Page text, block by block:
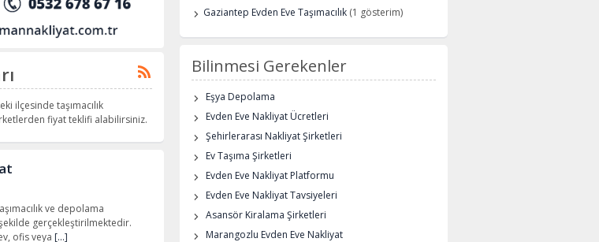
ilçesinde taşımacılık
fiyat teklifi alabilirsiniz.
ve depolama
gerçekleştirilmektedir.
ofis veya […]
Gaziantep Evden Eve Taşımacılık (1 gösterim)
Bilinmesi Gerekenler
Eşya Depolama
Evden Eve Nakliyat Ücretleri
Şehirlerarası Nakliyat Şirketleri
Ev Taşıma Şirketleri
Evden Eve Nakliyat Platformu
Evden Eve Nakliyat Tavsiyeleri
Asansör Kiralama Şirketleri
Marangozlu Evden Eve Nakliyat